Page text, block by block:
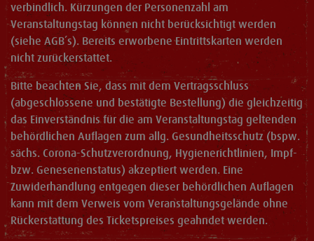
verbindlich. Kürzungen der Personenzahl am
Veranstaltungstag können nicht berücksichtigt werden
(siehe AGB´s). Bereits erworbene Eintrittskarten werden
nicht zurückerstattet.
Bitte beachten Sie, dass mit dem Vertragsschluss
(abgeschlossene und bestätigte Bestellung) die gleichzeitig
das Einverständnis für die am Veranstaltungstag geltenden
behördlichen Auflagen zum allg. Gesundheitsschutz (bspw.
sächs. Corona-Schutzverordnung, Hygienerichtlinien, Impf-
bzw. Genesenenstatus) akzeptiert werden. Eine
Zuwiderhandlung entgegen dieser behördlichen Auflagen
kann mit dem Verweis vom Veranstaltungsgelände ohne
Rückerstattung des Ticketspreises geahndet werden.